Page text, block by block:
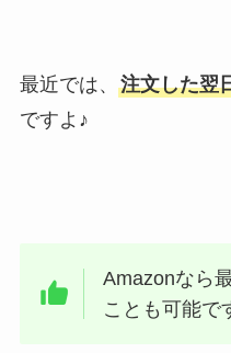
最近では、 注文した翌
ですよ♪
Amazonなら
ことも可能で